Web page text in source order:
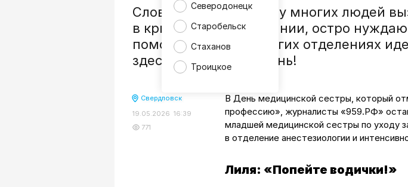
Северодонецк
Старобельск
Стаханов
Троицкое
Слово «реанимация» у многих людей
в критическом состоянии, остро
помощи. И если в других отделениях
здесь борются за жизнь!
Свердловск
19.05.2026 16:39
771
В День медицинской сестры, который
профессию», журналисты «959.РФ»
младшей медицинской сестры по уходу
в отделение анестезиологии и
Лиля: «Попейте водички!»